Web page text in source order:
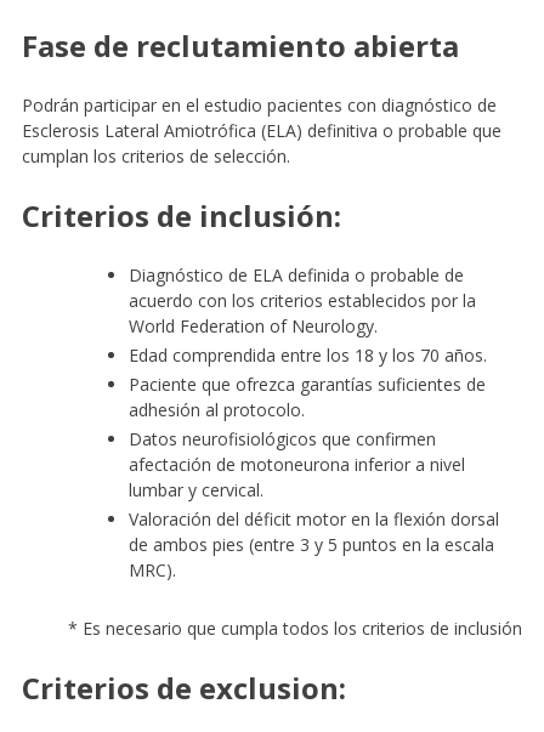
Fase de reclutamiento abierta
Podrán participar en el estudio pacientes con diagnóstico de
Esclerosis Lateral Amiotrófica (ELA) definitiva o probable que
cumplan los criterios de selección.
Criterios de inclusión:
Diagnóstico de ELA definida o probable de
acuerdo con los criterios establecidos por la
World Federation of Neurology.
Edad comprendida entre los 18 y los 70 años.
Paciente que ofrezca garantías suficientes de
adhesión al protocolo.
Datos neurofisiológicos que confirmen
afectación de motoneurona inferior a nivel
lumbar y cervical.
Valoración del déficit motor en la flexión dorsal
de ambos pies (entre 3 y 5 puntos en la escala
MRC).
* Es necesario que cumpla todos los criterios de inclusión
Criterios de exclusion: